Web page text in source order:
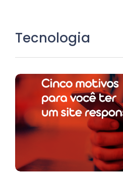
Tecnologia